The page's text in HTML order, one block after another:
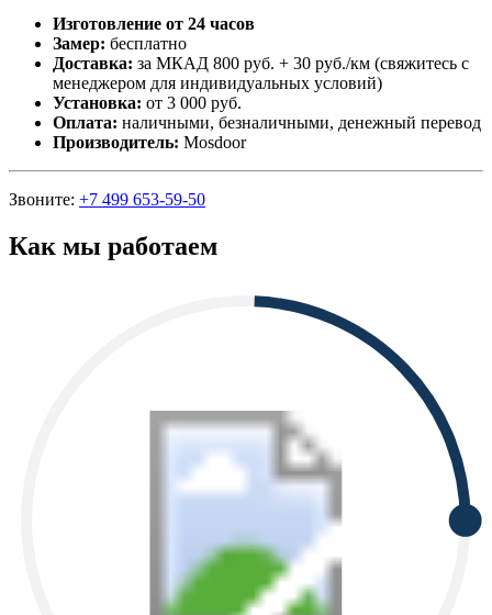
Изготовление от 24 часов
Замер: бесплатно
Доставка: за МКАД 800 руб. + 30 руб./км (свяжитесь с
менеджером для индивидуальных условий)
Установка: от 3 000 руб.
Оплата: наличными, безналичными, денежный перевод
Производитель: Mosdoor
Звоните: +7 499 653-59-50
Как мы работаем